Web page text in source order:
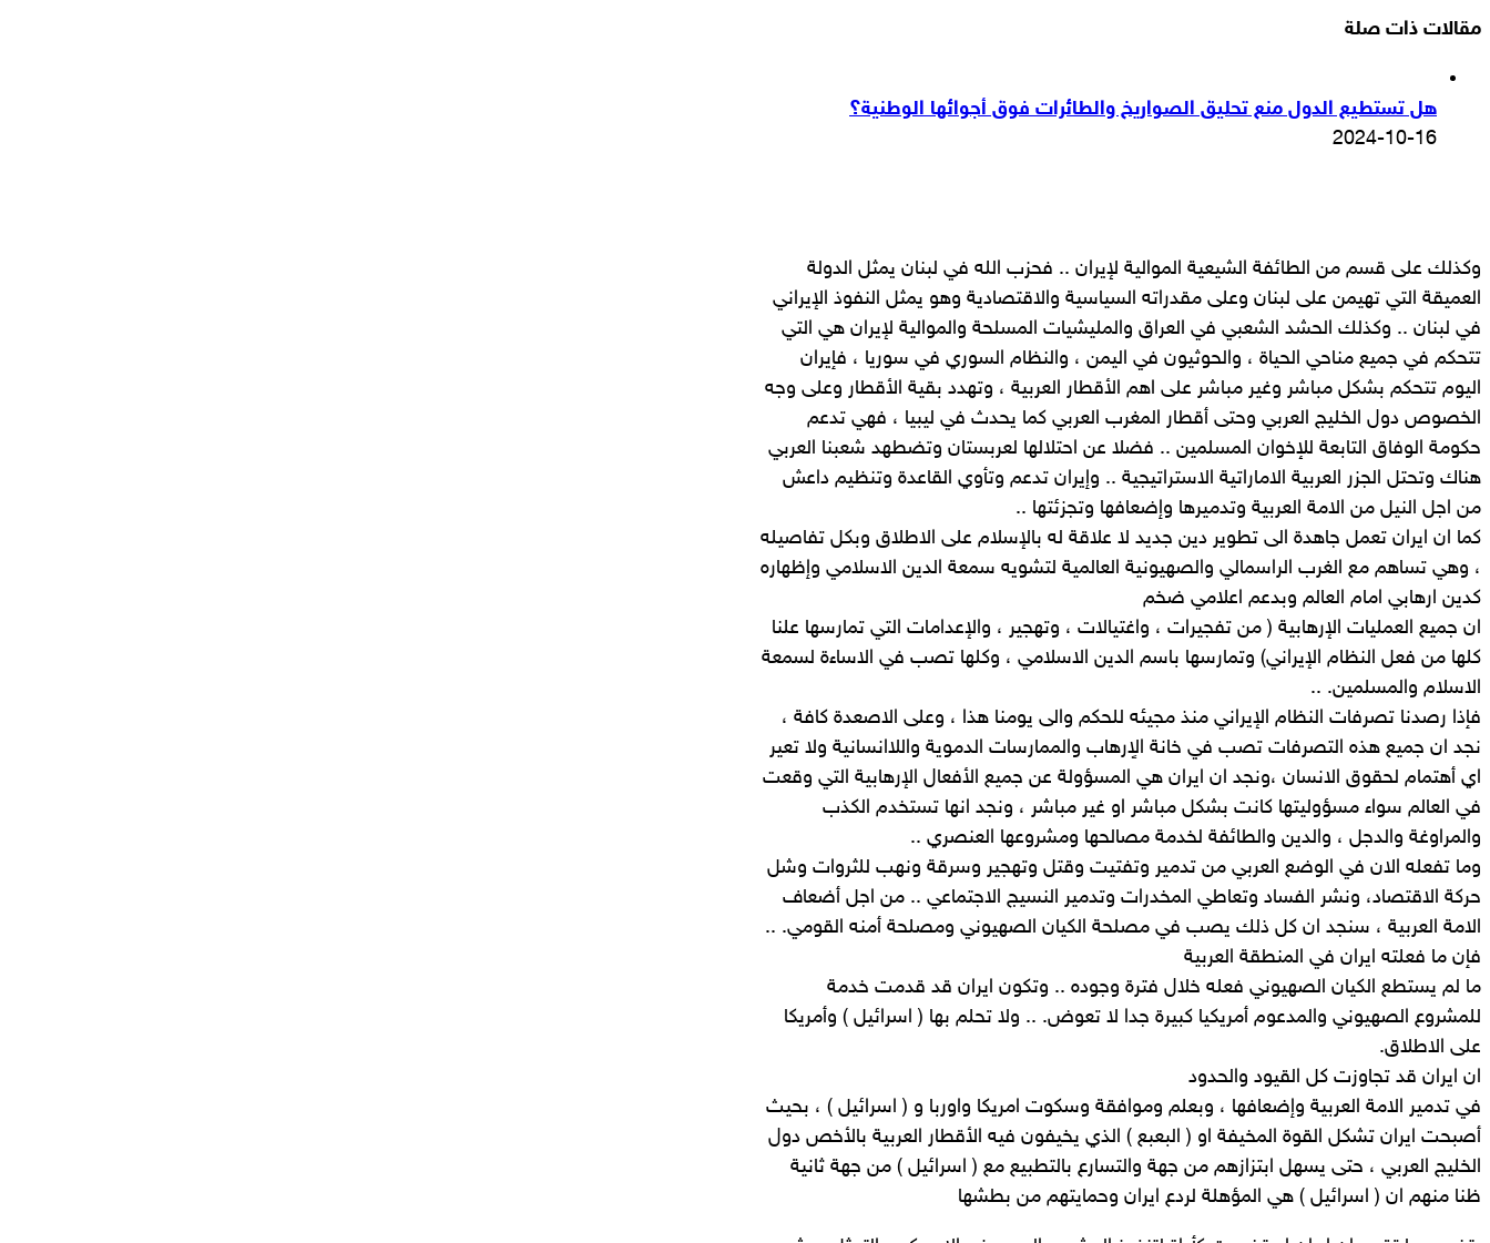
مقالات ذات صلة
هل تستطيع الدول منع تحليق الصواريخ والطائرات فوق أجوائها الوطنية؟
2024-10-16
وكذلك على قسم من الطائفة الشيعية الموالية لإيران .. فحزب الله في لبنان يمثل الدولة
العميقة التي تهيمن على لبنان وعلى مقدراته السياسية والاقتصادية وهو يمثل النفوذ الإيراني
في لبنان .. وكذلك الحشد الشعبي في العراق والمليشيات المسلحة والموالية لإيران هي التي
تتحكم في جميع مناحي الحياة ، والحوثيون في اليمن ، والنظام السوري في سوريا ، فإيران
اليوم تتحكم بشكل مباشر وغير مباشر على اهم الأقطار العربية ، وتهدد بقية الأقطار وعلى وجه
الخصوص دول الخليج العربي وحتى أقطار المغرب العربي كما يحدث في ليبيا ، فهي تدعم
حكومة الوفاق التابعة للإخوان المسلمين .. فضلا عن احتلالها لعربستان وتضطهد شعبنا العربي
هناك وتحتل الجزر العربية الاماراتية الاستراتيجية .. وإيران تدعم وتأوي القاعدة وتنظيم داعش
من اجل النيل من الامة العربية وتدميرها وإضعافها وتجزئتها ..
كما ان ايران تعمل جاهدة الى تطوير دين جديد لا علاقة له بالإسلام على الاطلاق وبكل تفاصيله
، وهي تساهم مع الغرب الراسمالي والصهيونية العالمية لتشويه سمعة الدين الاسلامي وإظهاره
كدين ارهابي امام العالم وبدعم اعلامي ضخم
ان جميع العمليات الإرهابية ( من تفجيرات ، واغتيالات ، وتهجير ، والإعدامات التي تمارسها علنا
كلها من فعل النظام الإيراني) وتمارسها باسم الدين الاسلامي ، وكلها تصب في الاساءة لسمعة
الاسلام والمسلمين. ..
فإذا رصدنا تصرفات النظام الإيراني منذ مجيئه للحكم والى يومنا هذا ، وعلى الاصعدة كافة ،
نجد ان جميع هذه التصرفات تصب في خانة الاٍرهاب والممارسات الدموية واللاانسانية ولا تعير
اي أهتمام لحقوق الانسان ،ونجد ان ايران هي المسؤولة عن جميع الأفعال الإرهابية التي وقعت
في العالم سواء مسؤوليتها كانت بشكل مباشر او غير مباشر ، ونجد انها تستخدم الكذب
والمراوغة والدجل ، والدين والطائفة لخدمة مصالحها ومشروعها العنصري ..
وما تفعله الان في الوضع العربي من تدمير وتفتيت وقتل وتهجير وسرقة ونهب للثروات وشل
حركة الاقتصاد، ونشر الفساد وتعاطي المخدرات وتدمير النسيج الاجتماعي .. من اجل أضعاف
الامة العربية ، سنجد ان كل ذلك يصب في مصلحة الكيان الصهيوني ومصلحة أمنه القومي. ..
فإن ما فعلته ايران في المنطقة العربية
ما لم يستطع الكيان الصهيوني فعله خلال فترة وجوده .. وتكون ايران قد قدمت خدمة
للمشروع الصهيوني والمدعوم أمريكيا كبيرة جدا لا تعوض. .. ولا تحلم بها ( اسرائيل ) وأمريكا
على الاطلاق.
ان ايران قد تجاوزت كل القيود والحدود
في تدمير الامة العربية وإضعافها ، وبعلم وموافقة وسكوت امريكا واوربا و ( اسرائيل ) ، بحيث
أصبحت ايران تشكل القوة المخيفة او ( البعبع ) الذي يخيفون فيه الأقطار العربية بالأخص دول
الخليج العربي ، حتى يسهل ابتزازهم من جهة والتسارع بالتطبيع مع ( اسرائيل ) من جهة ثانية
ظنا منهم ان ( اسرائيل ) هي المؤهلة لردع ايران وحمايتهم من بطشها